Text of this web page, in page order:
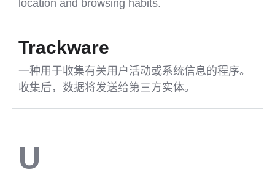
location and browsing habits.
Trackware
一种用于收集有关用户活动或系统信息的程序。
收集后，数据将发送给第三方实体。
U